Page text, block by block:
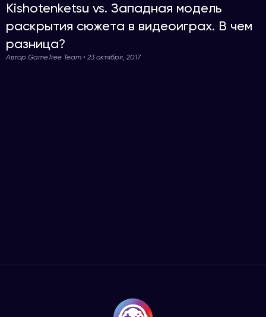
Kishotenketsu vs. Западная модель
раскрытия сюжета в видеоиграх. В чем
разница?
Автор GameTree Team • 23 октября, 2017